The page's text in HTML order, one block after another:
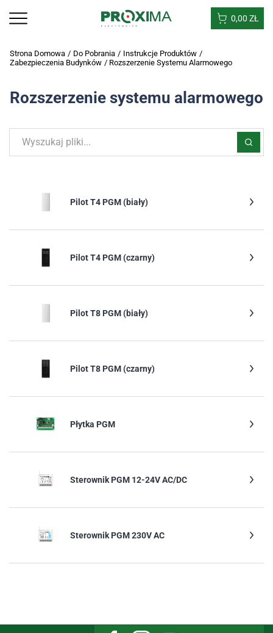
0,00 ZŁ
Strona Domowa / Do Pobrania / Instrukcje Produktów /
Zabezpieczenia Budynków / Rozszerzenie Systemu Alarmowego
Rozszerzenie systemu alarmowego
Pilot T4 PGM (biały)
Pilot T4 PGM (czarny)
Pilot T8 PGM (biały)
Pilot T8 PGM (czarny)
Płytka PGM
Sterownik PGM 12-24V AC/DC
Sterownik PGM 230V AC